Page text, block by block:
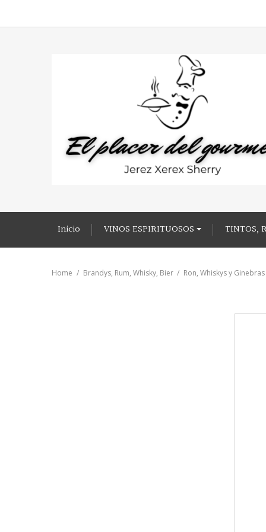
Inicio VINOS ESPIRITUOSOS TINTOS,
Home Brandys, Rum, Whisky, Bier Ron, Whiskys y Ginebras